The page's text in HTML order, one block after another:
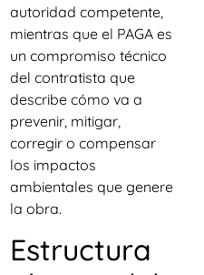
autoridad competente,
mientras que el PAGA es
un compromiso técnico
del contratista que
describe cómo va a
prevenir, mitigar,
corregir o compensar
los impactos
ambientales que genere
la obra.
Estructura